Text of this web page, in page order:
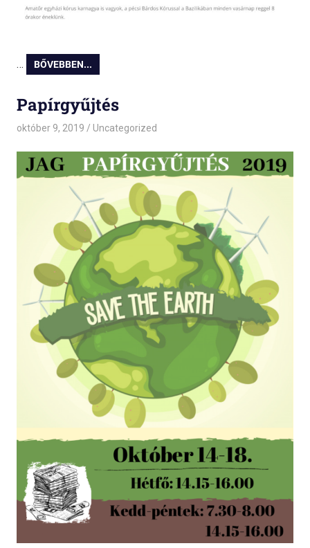
… BŐVEBBEN...
Papírgyűjtés
október 9, 2019 admin
Uncategorized